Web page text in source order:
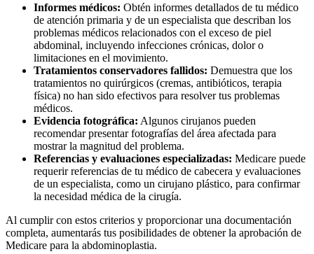
Informes médicos: Obtén informes detallados de tu médico
de atención primaria y de un especialista que describan los
problemas médicos relacionados con el exceso de piel
abdominal, incluyendo infecciones crónicas, dolor o
limitaciones en el movimiento.
Tratamientos conservadores fallidos: Demuestra que los
tratamientos no quirúrgicos (cremas, antibióticos, terapia
física) no han sido efectivos para resolver tus problemas
médicos.
Evidencia fotográfica: Algunos cirujanos pueden
recomendar presentar fotografías del área afectada para
mostrar la magnitud del problema.
Referencias y evaluaciones especializadas: Medicare puede
requerir referencias de tu médico de cabecera y evaluaciones
de un especialista, como un cirujano plástico, para confirmar
la necesidad médica de la cirugía.
Al cumplir con estos criterios y proporcionar una documentación
completa, aumentarás tus posibilidades de obtener la aprobación de
Medicare para la abdominoplastia.